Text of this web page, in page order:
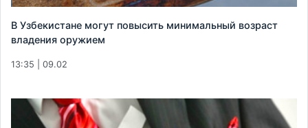
В Узбекистане могут повысить минимальный возраст
владения оружием
13:35 | 09.02